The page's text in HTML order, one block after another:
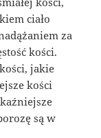
ciało
za
kości.
jakie
kości
są w